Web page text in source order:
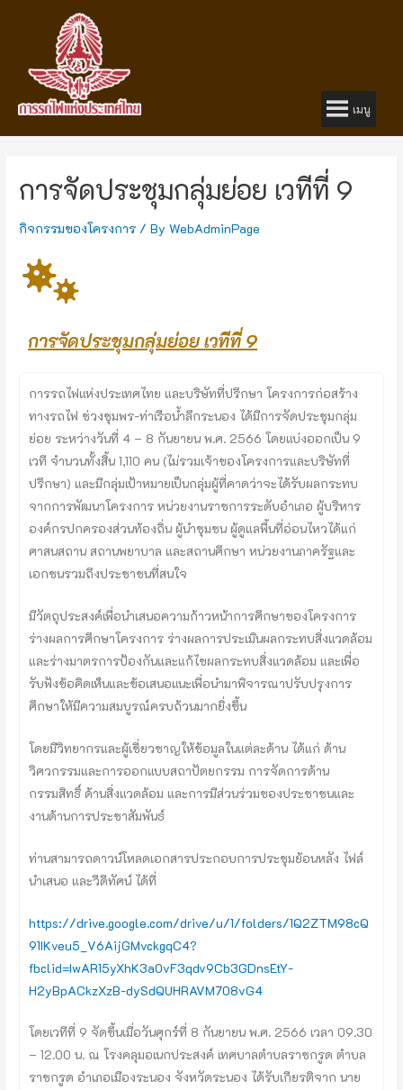
เมนู
การจัดประชุมกลุ่มย่อย เวทีที่ 9
กิจกรรมของโครงการ / ByWebAdminPage
การจัดประชุมกลุ่มย่อย เวทีที่ 9
การรถไฟแห่งประเทศไทย และบริษัทที่ปรึกษา โครงการก่อสร้าง
ทางรถไฟ ช่วงชุมพร-ท่าเรือน้ำลึกระนอง ได้มีการจัดประชุมกลุ่ม
ย่อย ระหว่างวันที่ 4 – 8 กันยายน พ.ศ. 2566 โดยแบ่งออกเป็น 9
เวที จำนวนทั้งสิ้น 1,110 คน (ไม่รวมเจ้าของโครงการและบริษัทที่
ปรึกษา) และมีกลุ่มเป้าหมายเป็นกลุ่มผู้ที่คาดว่าจะได้รับผลกระทบ
จากการพัฒนาโครงการ หน่วยงานราชการระดับอำเภอ ผู้บริหาร
องค์กรปกครองส่วนท้องถิ่น ผู้นำชุมชน ผู้ดูแลพื้นที่อ่อนไหวได้แก่
ศาสนสถาน สถานพยาบาล และสถานศึกษา หน่วยงานภาครัฐและ
เอกชนรวมถึงประชาชนที่สนใจ
มีวัตถุประสงค์เพื่อนำเสนอความก้าวหน้าการศึกษาของโครงการ
ร่างผลการศึกษาโครงการ ร่างผลการประเมินผลกระทบสิ่งแวดล้อม
และร่างมาตรการป้องกันและแก้ไขผลกระทบสิ่งแวดล้อม และเพื่อ
รับฟังข้อคิดเห็นและข้อเสนอแนะเพื่อนำมาพิจารณาปรับปรุงการ
ศึกษาให้มีความสมบูรณ์ครบถ้วนมากยิ่งขึ้น
โดยมีวิทยากรและผู้เชี่ยวชาญให้ข้อมูลในแต่ละด้าน ได้แก่ ด้าน
วิศวกรรมและการออกแบบสถาปัตยกรรม การจัดการด้าน
กรรมสิทธิ์ ด้านสิ่งแวดล้อม และการมีส่วนร่วมของประชาชนและ
งานด้านการประชาสัมพันธ์
ท่านสามารถดาวน์โหลดเอกสารประกอบการประชุมย้อนหลัง ไฟล์
นำเสนอ และวีดีทัศน์ ได้ที่
https://drive.google.com/drive/u/1/folders/1Q2ZTM98cQ
91IKveu5_V6AijGMvckgqC4?
fbclid=IwAR15yXhK3a0vF3qdv9Cb3GDnsEtY-
H2yBpACkzXzB-dySdQUHRAVM708vG4
โดยเวทีที่ 9 จัดขึ้นเมื่อวันศุกร์ที่ 8 กันยายน พ.ศ. 2566 เวลา 09.30
– 12.00 น. ณ โรงคลุมอเนกประสงค์ เทศบาลตำบลราชกรูด ตำบล
ราชกรูด อำเภอเมืองระนอง จังหวัดระนอง ได้รับเกียรติจาก นาย